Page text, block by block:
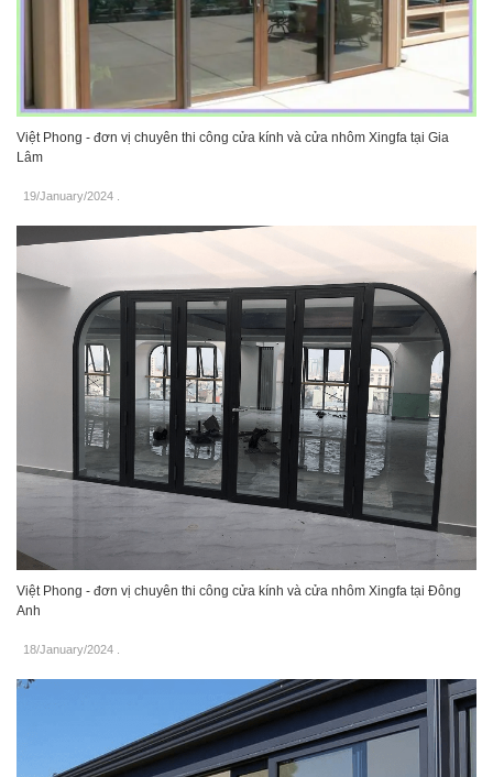
Việt Phong - đơn vị chuyên thi công cửa kính và cửa nhôm Xingfa tại Gia
Lâm
19/January/2024
Việt Phong - đơn vị chuyên thi công cửa kính và cửa nhôm Xingfa tại Đông
Anh
18/January/2024